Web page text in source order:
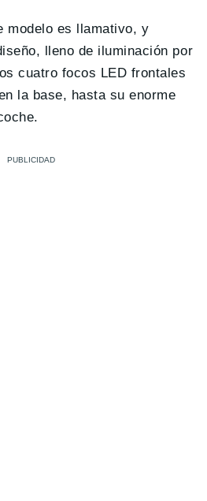
modelo es llamativo, y
lleno de iluminación por
cuatro focos LED frontales
la base, hasta su enorme